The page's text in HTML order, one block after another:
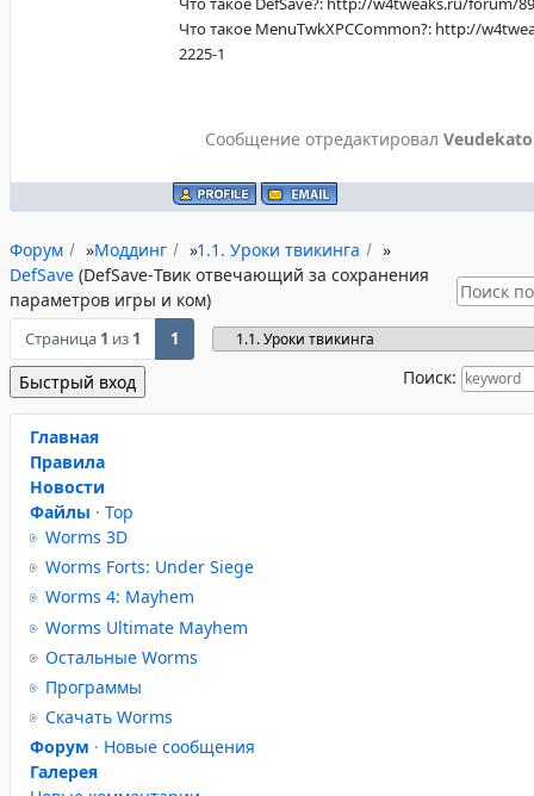
Что такое MenuTwkXPCCommon?: http://
2225-1
Сообщение отредактировал Veudekato
Форум »Моддинг »1.1. Уроки твикинга
»
DefSave (DefSave-Твик отвечающий за сохранения
параметров игры и ком)
Страница 1 из 1 1
Поиск:
Главная
Правила
Новости
Файлы · Top
Worms 3D
Worms Forts: Under Siege
Worms 4: Mayhem
Worms Ultimate Mayhem
Остальные Worms
Программы
Скачать Worms
Форум · Новые сообщения
Галерея